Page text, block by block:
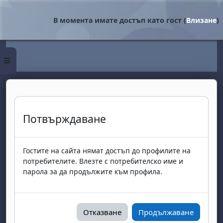
Страничен панел
В момента имате достъп като гост (Влизане)
Потвърждаване
Гостите на сайта нямат достъп до профилите на
потребителите. Влезте с потребителско име и
парола за да продължите към профила.
Отказване Продължаване